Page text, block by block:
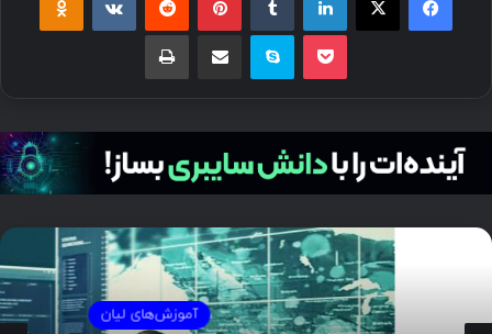
پاکت اسکایپ چاپ
آموزش‌های لیان